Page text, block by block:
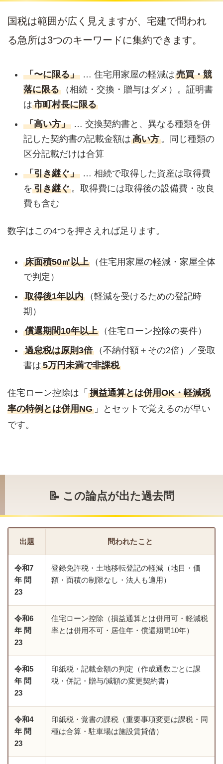
国税は範囲が広く見えますが、宅建で問われ
る急所は3つのキーワードに集約できます。
「〜に限る」 … 住宅用家屋の軽減は 売買・競
落に限る
（相続・交換・贈与はダメ）。証明書
は 市町村長に限る
「高い方」 … 交換契約書と、異なる種類を併
記した契約書の記載金額は 高い方 。同じ種類の
区分記載だけは合算
「引き継ぐ」 … 相続で取得した資産は取得費
を 引き継ぐ 。取得費には取得後の設備費・改良
費も含む
数字はこの4つを押さえれば足ります。
床面積50㎡以上
（住宅用家屋の軽減・家屋全体
で判定）
取得後1年以内
（軽減を受けるための登記時
期）
償還期間10年以上
（住宅ローン控除の要件）
過怠税は原則3倍
（不納付額＋その2倍）／受取
書は 5万円未満で非課税
住宅ローン控除は「 損益通算とは併用OK・軽減税
率の特例とは併用NG 」とセットで覚えるのが早い
です。
📝 この論点が出た過去問
出題 問われたこと
令和7
年 問
23
登録免許税・土地移転登記の軽減（地目・価
額・面積の制限なし・法人も適用）
令和6
年 問
23
住宅ローン控除（損益通算とは併用可・軽減税
率とは併用不可・居住年・償還期間10年）
令和5
年 問
23
印紙税・記載金額の判定（作成通数ごとに課
税・併記・贈与/減額の変更契約書）
令和4
年 問
23
印紙税・覚書の課税（重要事項変更は課税・同
種は合算・駐車場は施設賃貸借）